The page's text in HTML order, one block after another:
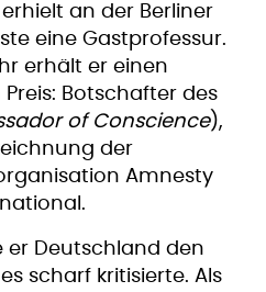
an der Berliner
eine Gastprofessur.
erhält er einen
Botschafter des
of Conscience),
der
Amnesty
er Deutschland den
scharf kritisierte. Als